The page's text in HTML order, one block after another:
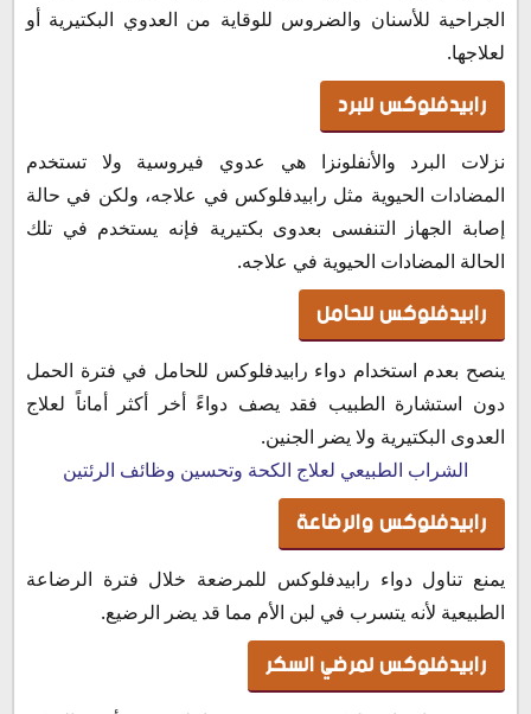
الجراحية للأسنان والضروس للوقاية من العدوي البكتيرية أو
لعلاجها.
رابيدفلوكس للبرد
نزلات البرد والأنفلونزا هي عدوي فيروسية ولا تستخدم
المضادات الحيوية مثل رابيدفلوكس في علاجه، ولكن في حالة
إصابة الجهاز التنفسى بعدوى بكتيرية فإنه يستخدم في تلك
الحالة المضادات الحيوية في علاجه.
رابيدفلوكس للحامل
ينصح بعدم استخدام دواء رابيدفلوكس للحامل في فترة الحمل
دون استشارة الطبيب فقد يصف دواءً أخر أكثر أماناً لعلاج
العدوى البكتيرية ولا يضر الجنين.
الشراب الطبيعي لعلاج الكحة وتحسين وظائف الرئتين
رابيدفلوكس والرضاعة
يمنع تناول دواء رابيدفلوكس للمرضعة خلال فترة الرضاعة
الطبيعية لأنه يتسرب في لبن الأم مما قد يضر الرضيع.
رابيدفلوكس لمرضي السكر